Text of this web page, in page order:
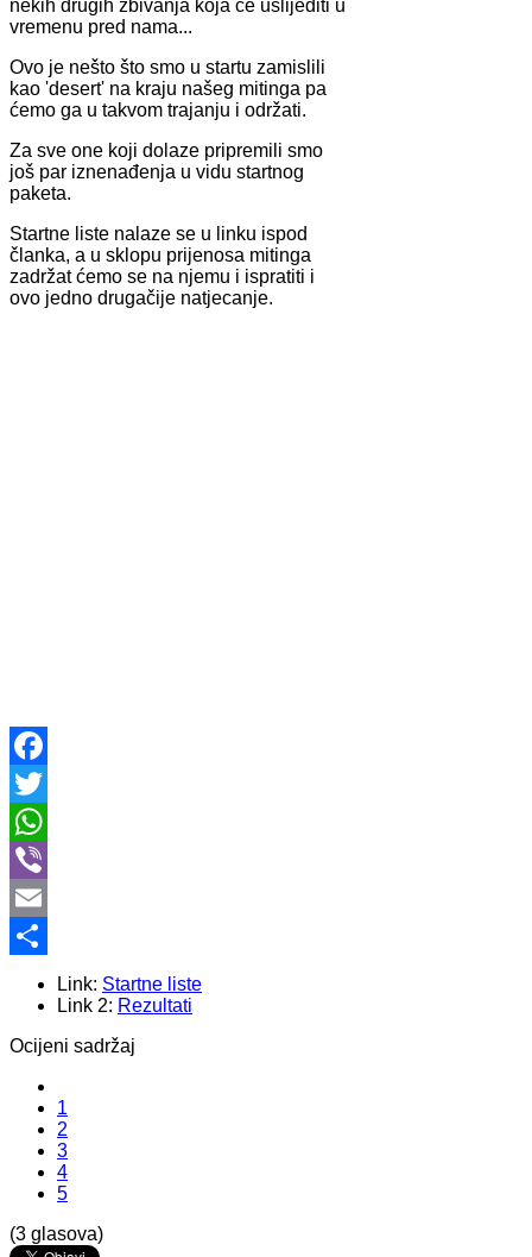
nekih drugih zbivanja koja će uslijediti u
vremenu pred nama...
Ovo je nešto što smo u startu zamislili
kao 'desert' na kraju našeg mitinga pa
ćemo ga u takvom trajanju i održati.
Za sve one koji dolaze pripremili smo
još par iznenađenja u vidu startnog
paketa.
Startne liste nalaze se u linku ispod
članka, a u sklopu prijenosa mitinga
zadržat ćemo se na njemu i ispratiti i
ovo jedno drugačije natjecanje.
Facebook
Twitter
WhatsApp
Viber
Email
Share
Link: Startne liste
Link 2: Rezultati
Ocijeni sadržaj
1
2
3
4
5
(3 glasova)